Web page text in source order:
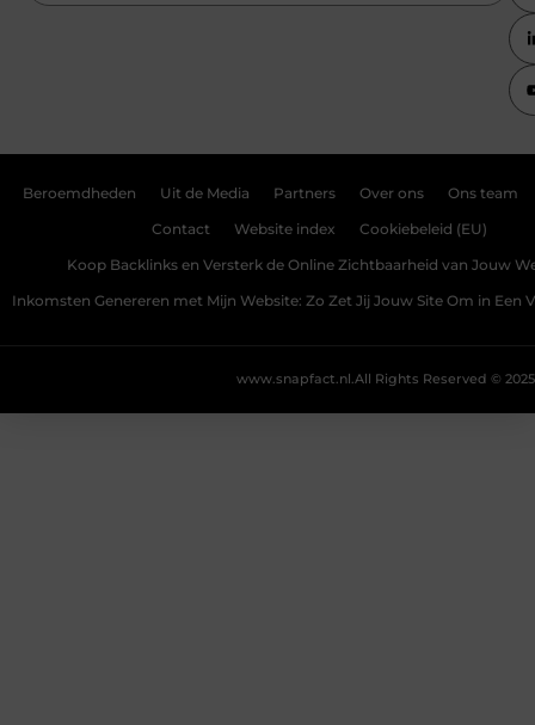
Beroemdheden Uit de Media Partners Over ons Ons team
Contact Website index Cookiebeleid (EU)
Koop Backlinks en Versterk de Online Zichtbaarheid van Jouw
Inkomsten Genereren met Mijn Website: Zo Zet Jij Jouw Site Om in Een
All Rights Reserved © 2025
www.snapfact.nl.